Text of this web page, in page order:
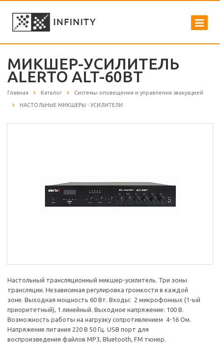
МИКШЕР-УСИЛИТЕЛЬ
ALERTO ALT-60BT
Главная Каталог Системы оповещения и управления эвакуацией
НАСТОЛЬНЫЕ МИКШЕРЫ - УСИЛИТЕЛИ
Настольный трансляционный микшер-усилитель. Три зоны
трансляции. Независимая регулировка громкости в каждой
зоне. Выходная мощность 60 Вт. Входы: 2 микрофонных (1-ый
приоритетный), 1 линейный. Выходное напряжение: 100 В.
Возможность работы на нагрузку сопротивлением 4-16 Ом.
Напряжение питания 220 В 50 Гц. USB порт для
воспроизведения файлов MP3, Bluetooth, FM тюнер.